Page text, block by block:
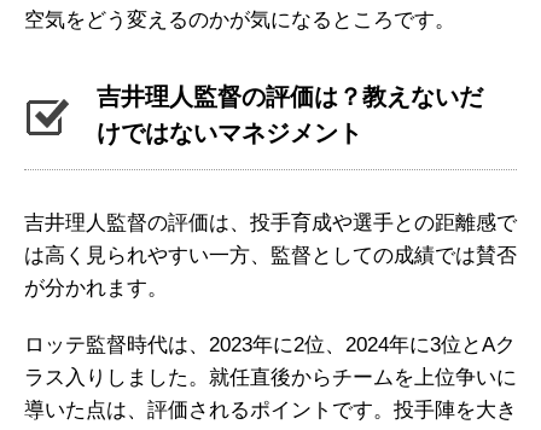
空気をどう変えるのかが気になるところです。
吉井理人監督の評価は？教えないだ
けではないマネジメント
吉井理人監督の評価は、投手育成や選手との距離感で
は高く見られやすい一方、監督としての成績では賛否
が分かれます。
ロッテ監督時代は、2023年に2位、2024年に3位とAク
ラス入りしました。就任直後からチームを上位争いに
導いた点は、評価されるポイントです。投手陣を大き